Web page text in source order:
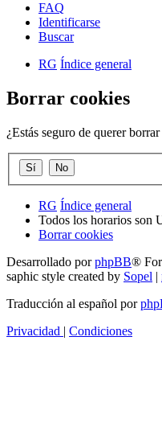
FAQ
Identificarse
Buscar
RG Índice general
Borrar cookies
¿Estás seguro de querer
RG Índice general
Todos los horarios son
Borrar cookies
Desarrollado porphpBB®
saphic style created by Sopel |
Traducción al español por
Privacidad | Condiciones